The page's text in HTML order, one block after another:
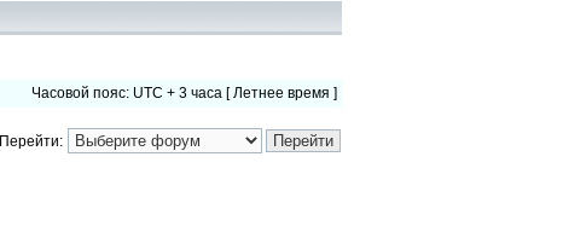
Часовой пояс: UTC + 3 часа [ Летнее время ]
Перейти: